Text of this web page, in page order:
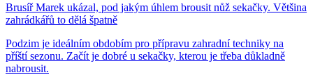
Brusíř Marek ukázal, pod jakým úhlem brousit nůž sekačky. Většina
zahrádkářů to dělá špatně
Podzim je ideálním obdobím pro přípravu zahradní techniky na
příští sezonu. Začít je dobré u sekačky, kterou je třeba důkladně
nabrousit.